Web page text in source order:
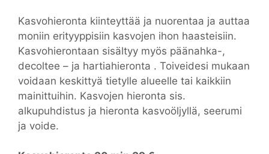
Kasvohieronta kiinteyttää ja nuorentaa ja auttaa
moniin erityyppisiin kasvojen ihon haasteisiin.
Kasvohierontaan sisältyy myös päänahka-,
decoltee – ja hartiahieronta . Toiveidesi mukaan
voidaan keskittyä tietylle alueelle tai kaikkiin
mainittuihin. Kasvojen hieronta sis.
alkupuhdistus ja hieronta kasvoöljyllä, seerumi
ja voide.